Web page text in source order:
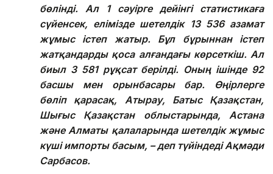
бөлінді. Ал 1 сәуірге дейінгі статистикаға
сүйенсек, елімізде шетелдік 13 536 азамат
жұмыс істеп жатыр. Бұл бұрыннан істеп
жатқандарды қоса алғандағы көрсеткіш. Ал
биыл3 581рұқсат берілді. Оның ішінде 92
басшы мен орынбасары бар. Өңірлерге
бөліп қарасақ, Атырау, Батыс Қазақстан,
Шығыс Қазақстан облыстарында, Астана
және Алматы қалаларында шетелдік жұмыс
күші импорты басым, – деп түйіндеді Ақмәди
Сарбасов.